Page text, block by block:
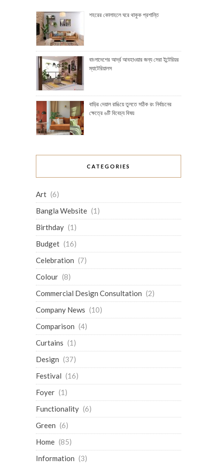
শহরের কোলাহলে ঘরে থাকুক প্রশান্তি
বাংলাদেশের আর্দ্র আবহাওয়ার জন্য সেরা ইন্টেরিয়র
ম্যাটেরিয়ালস
বাড়ির দেয়াল রাঙিয়ে তুলতে সঠিক রং নির্বাচনের
ক্ষেত্রে ৬টি বিবেচ্য বিষয়
CATEGORIES
Art (6)
Bangla Website (1)
Birthday (1)
Budget (16)
Celebration (7)
Colour (8)
Commercial Design Consultation (2)
Company News (10)
Comparison (4)
Curtains (1)
Design (37)
Festival (16)
Foyer (1)
Functionality (6)
Green (6)
Home (85)
Information (3)